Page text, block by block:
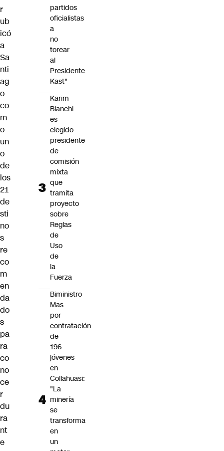
r
ub
icó
a
Sa
nti
ag
o
co
m
o
un
o
de
los
21
de
sti
no
s
re
co
m
en
da
do
s
pa
ra
co
no
ce
r
du
ra
nt
e
partidos
oficialistas
a
no
torear
al
Presidente
Kast"
Karim
Bianchi
es
elegido
presidente
de
comisión
mixta
que
tramita
proyecto
sobre
Reglas
de
Uso
de
la
Fuerza
Biministro
Mas
por
contratación
de
196
jóvenes
en
Collahuasi:
"La
minería
se
transforma
en
un